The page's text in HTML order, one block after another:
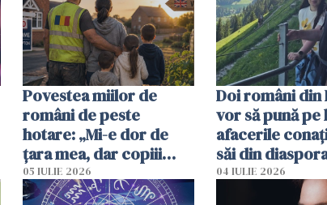
Povestea miilor de
români de peste
hotare: „Mi-e dor de
țara mea, dar copiii
spun că Anglia e casa
noastră”
05 IULIE 2026
Doi români din
vor să pună pe
afacerile
săi din
ajută mai exact
04 IULIE 2026